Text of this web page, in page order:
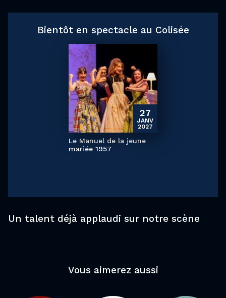
Bientôt en spectacle au Colisée
27
JANV
2027
Le Manuel de la jeune
mariée 1957
Un talent déjà applaudi sur notre scène
Vous aimerez aussi